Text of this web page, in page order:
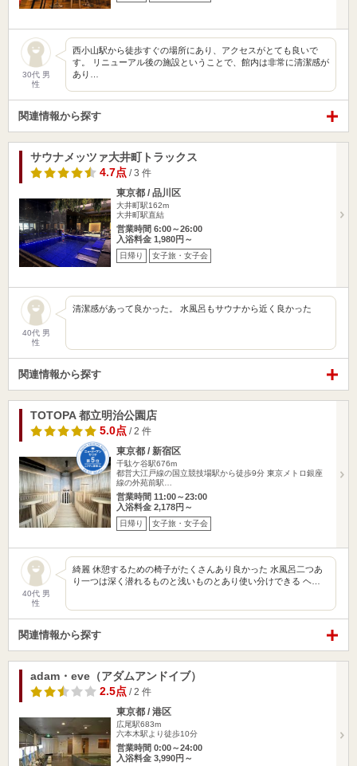
30代 男
性
西小山駅から徒歩すぐの場所にあり、アクセスがとても良いで
す。 リニューアル後の施設ということで、館内は非常に清潔感が
あり…
関連情報から探す
サウナメッツァ大井町トラックス
4.7点 / 3 件
東京都 / 品川区
大井町駅162m
大井町駅直結
営業時間 6:00～26:00
入浴料金 1,980円～
日帰り 女子旅・女子会
40代 男
性
清潔感があって良かった。 水風呂もサウナから近く良かった
関連情報から探す
TOTOPA 都立明治公園店
5.0点 / 2 件
東京都 / 新宿区
千駄ケ谷駅676m
都営大江戸線の国立競技場駅から徒歩9分 東京メトロ銀座
線の外苑前駅…
営業時間 11:00～23:00
入浴料金 2,178円～
日帰り 女子旅・女子会
40代 男
性
綺麗 休憩するための椅子がたくさんあり良かった 水風呂二つあ
り一つは深く潜れるものと浅いものとあり使い分けできる ヘ…
関連情報から探す
adam・eve（アダムアンドイブ）
2.5点 / 2 件
東京都 / 港区
広尾駅683m
六本木駅より徒歩10分
営業時間 0:00～24:00
入浴料金 3,990円～